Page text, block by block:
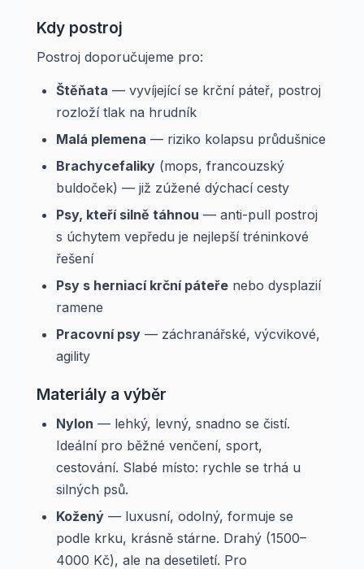
Kdy postroj
Postroj doporučujeme pro:
Štěňata — vyvíjející se krční páteř, postroj
rozloží tlak na hrudník
Malá plemena — riziko kolapsu průdušnice
Brachycefaliky (mops, francouzský
buldoček) — již zúžené dýchací cesty
Psy, kteří silně táhnou — anti-pull postroj
s úchytem vepředu je nejlepší tréninkové
řešení
Psy s herniací krční páteře nebo dysplazií
ramene
Pracovní psy — záchranářské, výcvikové,
agility
Materiály a výběr
Nylon — lehký, levný, snadno se čistí.
Ideální pro běžné venčení, sport,
cestování. Slabé místo: rychle se trhá u
silných psů.
Kožený — luxusní, odolný, formuje se
podle krku, krásně stárne. Drahý (1500–
4000 Kč), ale na desetiletí. Pro